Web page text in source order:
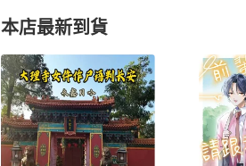
付款方式
本店最新到貨